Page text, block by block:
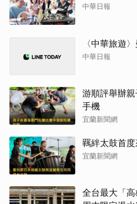
中華日報
〈中華旅遊
中華日報
游順評舉辦
手機
宜蘭新聞網
羈絆太鼓首
宜蘭新聞網
全台最大「